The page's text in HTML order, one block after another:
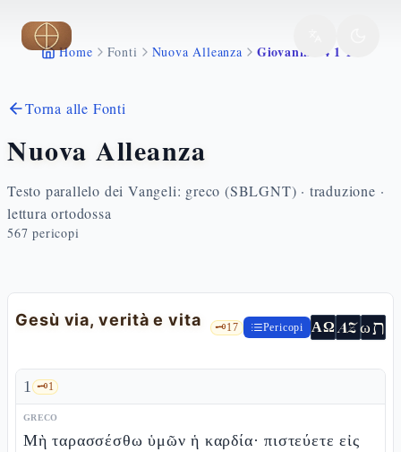
Vai al contenuto principale
Home Fonti Nuova Alleanza Giovanni 14 1 14
Torna alle Fonti
Nuova Alleanza
Testo parallelo dei Vangeli: greco (SBLGNT) · traduzione ·
lettura ortodossa
567 pericopi
Gesù via, verità e vita 🗝️17 Pericopi ΑΩ AZωת
1 🗝️1
GRECO
Μὴ ταρασσέσθω ὑμῶν ἡ καρδία· πιστεύετε εἰς